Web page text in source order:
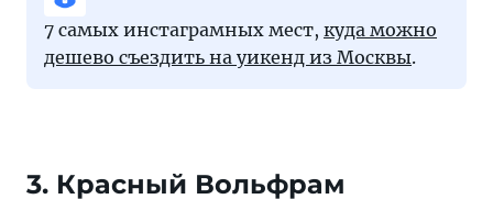
7 самых инстаграмных мест, куда можно
дешево съездить на уикенд из Москвы.
3. Красный Вольфрам